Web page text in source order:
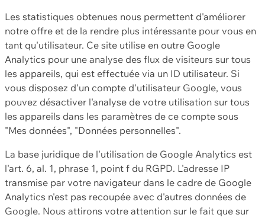
Les statistiques obtenues nous permettent d'améliorer
notre offre et de la rendre plus intéressante pour vous en
tant qu'utilisateur. Ce site utilise en outre Google
Analytics pour une analyse des flux de visiteurs sur tous
les appareils, qui est effectuée via un ID utilisateur. Si
vous disposez d'un compte d'utilisateur Google, vous
pouvez désactiver l'analyse de votre utilisation sur tous
les appareils dans les paramètres de ce compte sous
"Mes données", "Données personnelles".
La base juridique de l'utilisation de Google Analytics est
l'art. 6, al. 1, phrase 1, point f du RGPD. L'adresse IP
transmise par votre navigateur dans le cadre de Google
Analytics n'est pas recoupée avec d'autres données de
Google. Nous attirons votre attention sur le fait que sur